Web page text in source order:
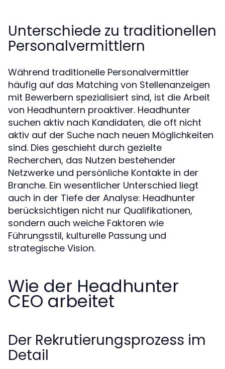
Unterschiede zu traditionellen
Personalvermittlern
Während traditionelle Personalvermittler
häufig auf das Matching von Stellenanzeigen
mit Bewerbern spezialisiert sind, ist die Arbeit
von Headhuntern proaktiver. Headhunter
suchen aktiv nach Kandidaten, die oft nicht
aktiv auf der Suche nach neuen Möglichkeiten
sind. Dies geschieht durch gezielte
Recherchen, das Nutzen bestehender
Netzwerke und persönliche Kontakte in der
Branche. Ein wesentlicher Unterschied liegt
auch in der Tiefe der Analyse: Headhunter
berücksichtigen nicht nur Qualifikationen,
sondern auch weiche Faktoren wie
Führungsstil, kulturelle Passung und
strategische Vision.
Wie der Headhunter
CEO arbeitet
Der Rekrutierungsprozess im
Detail